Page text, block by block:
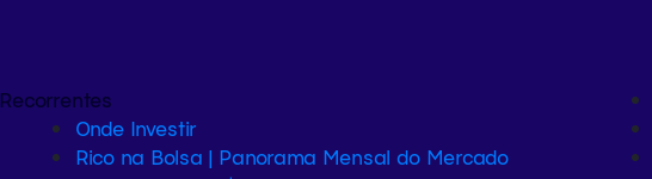
Recorrentes
Onde Investir
Rico na Bolsa | Panorama Mensal do Mercado